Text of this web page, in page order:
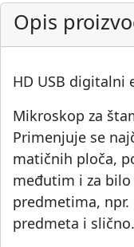
Opis
HD USB
Mikroskop za
Primenjuje se
matičnih ploča,
međutim i za
predmetima,
predmeta i slično.